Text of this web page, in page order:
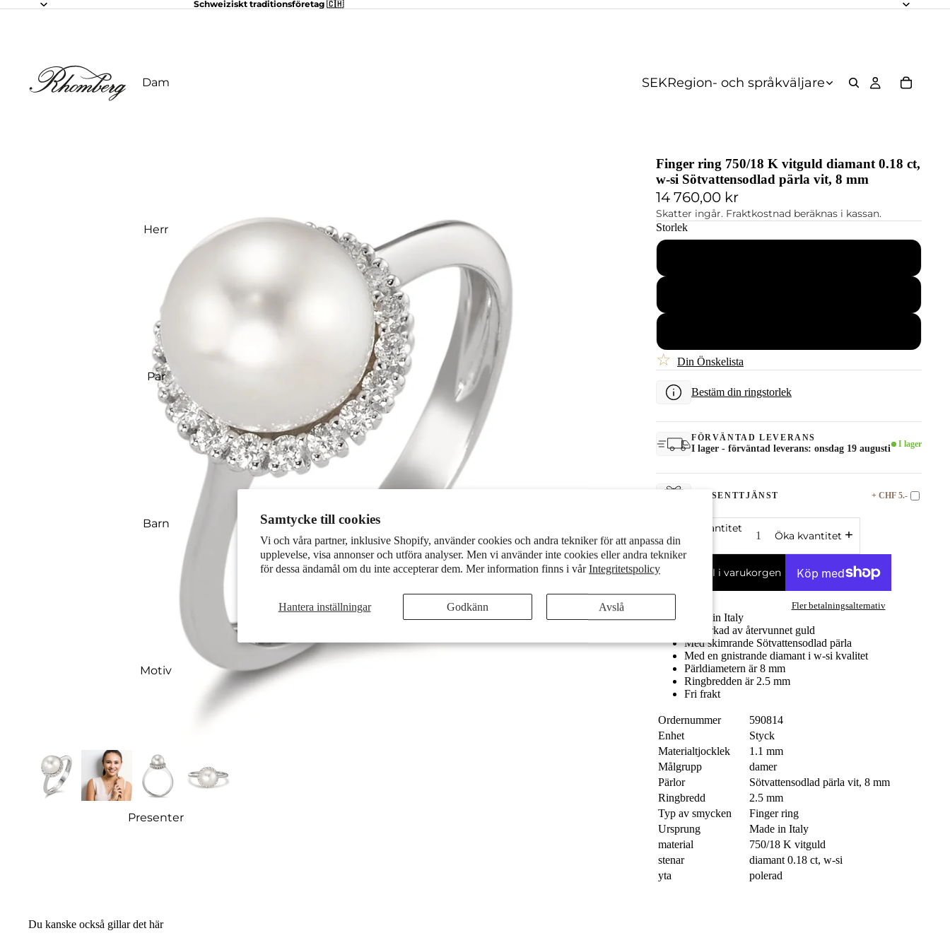
Samtycke till cookies
Vi och våra partner, inklusive Shopify, använder cookies och andra tekniker för att anpassa din
upplevelse, visa annonser och utföra analyser. Men vi använder inte cookies eller andra tekniker
för dessa ändamål om du inte accepterar dem. Mer information finns i vårIntegritetspolicy
Hantera inställningar Godkänn Avslå
Schweiziskt traditionsföretag 🇨🇭
Dam
Herr
Par
Barn
Motiv
Presenter
SEKRegion- och språkväljare
Finger ring 750/18 K vitguld diamant 0.18 ct,
w-si Sötvattensodlad pärla vit, 8 mm
14 760,00 kr
Skatter ingår. Fraktkostnad beräknas i kassan.
Storlek
☆ Din Önskelista
Bestäm din ringstorlek
FÖRVÄNTAD LEVERANS
I lager - förväntad leverans: onsdag 19 augusti I lager
PRESENTTJÄNST + CHF 5.-
Minska kvantitet
Öka kvantitet
Lägg till i varukorgen
Fler betalningsalternativ
Made in Italy
Tillverkad av återvunnet guld
Med skimrande Sötvattensodlad pärla
Med en gnistrande diamant i w-si kvalitet
Pärldiametern är 8 mm
Ringbredden är 2.5 mm
Fri frakt
Ordernummer
590814
Enhet
Styck
Materialtjocklek
1.1 mm
Målgrupp
damer
Pärlor
Sötvattensodlad pärla vit, 8 mm
Ringbredd
2.5 mm
Typ av smycken
Finger ring
Ursprung
Made in Italy
material
750/18 K vitguld
stenar
diamant 0.18 ct, w-si
yta
polerad
Du kanske också gillar det här